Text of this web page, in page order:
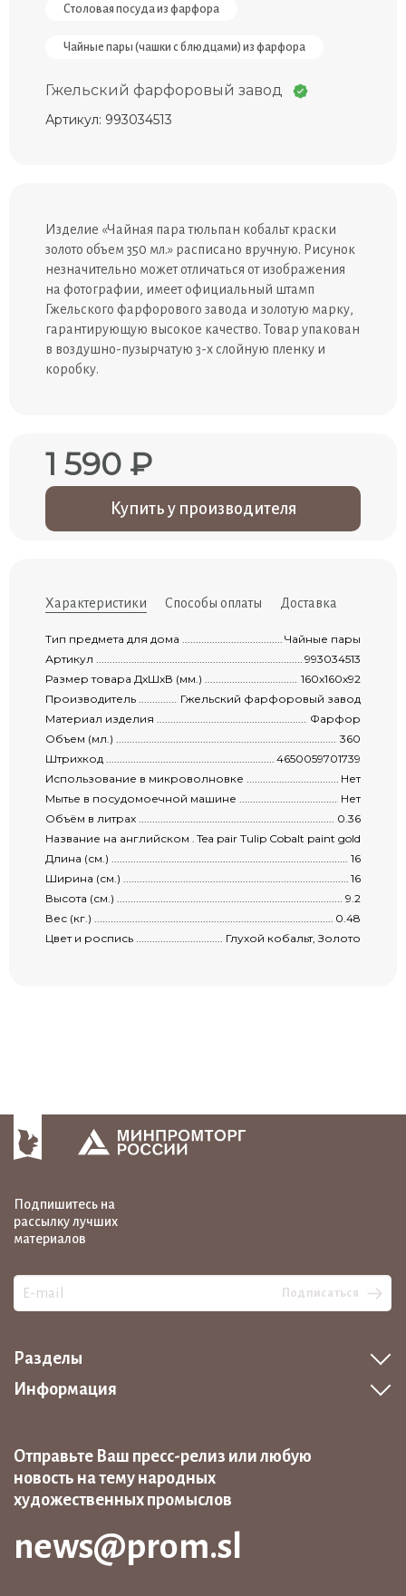
Столовая посуда из фарфора
Чайные пары (чашки с блюдцами) из фарфора
Гжельский фарфоровый завод
Артикул: 993034513
Изделие «Чайная пара тюльпан кобальт краски
золото объем 350 мл.» расписано вручную. Рисунок
незначительно может отличаться от изображения
на фотографии, имеет официальный штамп
Гжельского фарфорового завода и золотую марку,
гарантирующую высокое качество. Товар упакован
в воздушно-пузырчатую 3-х слойную пленку и
коробку.
1 590 ₽
Купить у производителя
Характеристики Способы оплаты Доставка
Тип предмета для дома
Чайные пары
Артикул
993034513
Размер товара ДxШxВ (мм.)
160x160x92
Производитель
Гжельский фарфоровый завод
Материал изделия
Фарфор
Объем (мл.)
360
Штрихкод
4650059701739
Использование в микроволновке
Нет
Мытье в посудомоечной машине
Нет
Объём в литрах
0.36
Название на английском
Tea pair Tulip Cobalt paint gold
Длина (см.)
16
Ширина (см.)
16
Высота (см.)
9.2
Вес (кг.)
0.48
Цвет и роспись
Глухой кобальт, Золото
Подпишитесь на
рассылку лучших
материалов
Подписаться
Разделы
Информация
Отправьте Ваш пресс-релиз или любую
новость на тему народных
художественных промыслов
news@prom.sl